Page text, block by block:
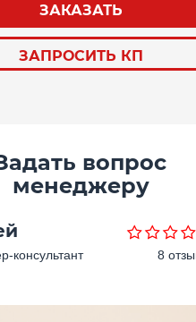
ЗАКАЗАТЬ
ЗАПРОСИТЬ КП
вопрос
менеджеру
консультант 8